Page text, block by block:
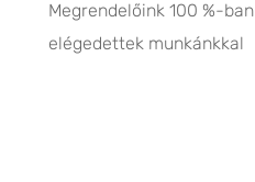
Megrendelőink 100 %-ban
elégedettek munkánkkal